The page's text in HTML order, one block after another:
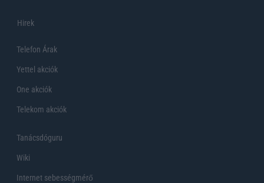
Hirek
Telefon Árak
Yettel akciók
One akciók
Telekom akciók
Tanácsdóguru
Wiki
Internet sebességmérő